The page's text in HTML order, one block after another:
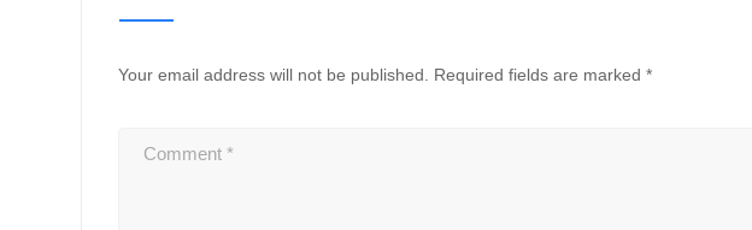
Your email address will not be published. Required fields are marked *